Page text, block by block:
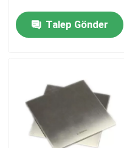
Inconel 600 Malzemesi
Incoloy 800 Malzemesi
Inconel 718 Malzeme
Talep Gönder